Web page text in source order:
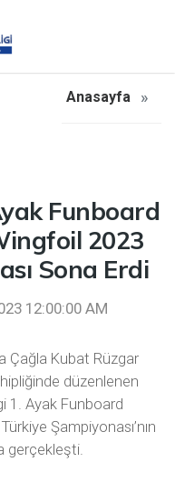
Anasayfa
Funboard
2023
Sona Erdi
12:00:00 AM
Çağla Kubat Rüzgar
düzenlenen
1. Ayak Funboard
Şampiyonası’nın
gerçekleşti.